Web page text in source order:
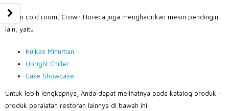
Selain cold room, Crown Horeca juga menghadirkan mesin pendingin
lain, yaitu:
Kulkas Minuman
Upright Chiller
Cake Showcase
Untuk lebih lengkapnya, Anda dapat melihatnya pada katalog produk –
produk peralatan restoran lainnya di bawah ini.